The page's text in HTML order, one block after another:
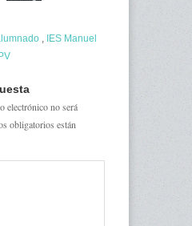
, IES Manuel
electrónico no será
obligatorios están